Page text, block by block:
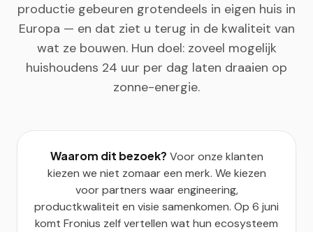
productie gebeuren grotendeels in eigen huis in
Europa — en dat ziet u terug in de kwaliteit van
wat ze bouwen. Hun doel: zoveel mogelijk
huishoudens 24 uur per dag laten draaien op
zonne-energie.
Waarom dit bezoek? Voor onze klanten
kiezen we niet zomaar een merk. We kiezen
voor partners waar engineering,
productkwaliteit en visie samenkomen. Op 6 juni
komt Fronius zelf vertellen wat hun ecosysteem